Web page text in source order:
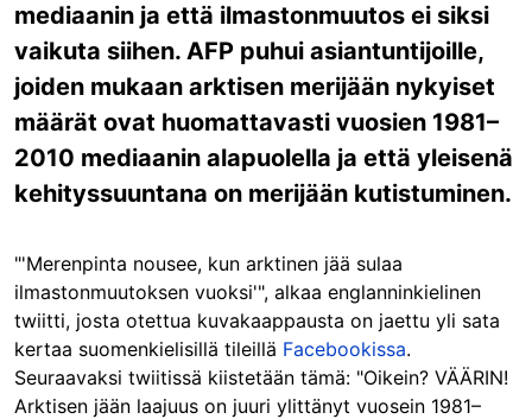
mediaanin ja että ilmastonmuutos ei siksi
vaikuta siihen. AFP puhui asiantuntijoille,
joiden mukaan arktisen merijään nykyiset
määrät ovat huomattavasti vuosien 1981–
2010 mediaanin alapuolella ja että yleisenä
kehityssuuntana on merijään kutistuminen.
"'Merenpinta nousee, kun arktinen jää sulaa
ilmastonmuutoksen vuoksi'", alkaa englanninkielinen
twiitti, josta otettua kuvakaappausta on jaettu yli sata
kertaa suomenkielisillä tileillä Facebookissa.
Seuraavaksi twiitissä kiistetään tämä: "Oikein? VÄÄRIN!
Arktisen jään laajuus on juuri ylittänyt vuosein 1981–